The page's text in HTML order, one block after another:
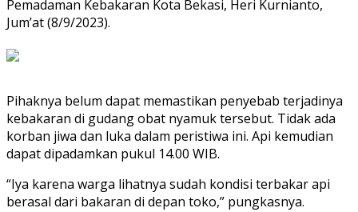
Pemadaman Kebakaran Kota Bekasi, Heri Kurnianto,
Jum’at (8/9/2023).
Pihaknya belum dapat memastikan penyebab terjadinya
kebakaran di gudang obat nyamuk tersebut. Tidak ada
korban jiwa dan luka dalam peristiwa ini. Api kemudian
dapat dipadamkan pukul 14.00 WIB.
“Iya karena warga lihatnya sudah kondisi terbakar api
berasal dari bakaran di depan toko,” pungkasnya.